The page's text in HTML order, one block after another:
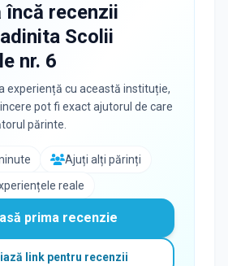
încă recenzii
Scolii
nr. 6
experiență cu această instituție,
pot fi exact ajutorul de care
părinte.
Ajuți alți părinți
reale
prima recenzie
link pentru recenzii